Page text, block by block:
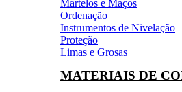
Martelos e Maços
Ordenação
Instrumentos de Nivelação
Proteção
Limas e Grosas
MATERIAIS DE